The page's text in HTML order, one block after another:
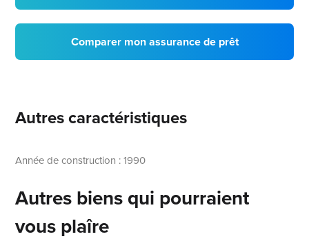
Comparer mon assurance de prêt
Autres caractéristiques
Année de construction : 1990
Autres biens qui pourraient
vous plaîre